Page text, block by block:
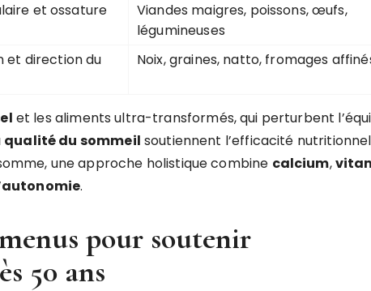
et ossature
Viandes maigres, poissons, œufs,
légumineuses
et direction du
Noix, graines, natto, fromages
et les aliments ultra-transformés, qui perturbent
qualité du sommeil soutiennent l’efficacité
une approche holistique combine calcium,
autonomie.
pour soutenir
50 ans